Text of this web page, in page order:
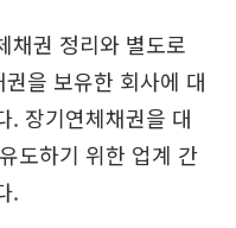
채권 정리와 별도로
을 보유한 회사에 대
. 장기연체채권을 대
도하기 위한 업계 간
.